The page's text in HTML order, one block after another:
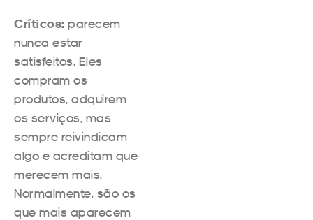
Críticos: parecem
nunca estar
satisfeitos. Eles
compram os
produtos, adquirem
os serviços, mas
sempre reivindicam
algo e acreditam que
merecem mais.
Normalmente, são os
que mais aparecem